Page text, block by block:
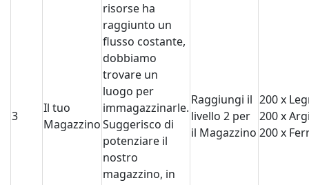
3
Il tuo
Magazzino
risorse ha
raggiunto un
flusso costante,
dobbiamo
trovare un
luogo per
immagazzinarle.
Suggerisco di
potenziare il
nostro
magazzino, in
Raggiungi il
livello 2 per
il Magazzino
200 x
200 x
200 x